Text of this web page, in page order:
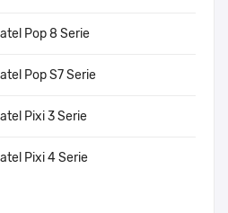
Pop 8 Serie
Pop S7 Serie
Pixi 3 Serie
Pixi 4 Serie